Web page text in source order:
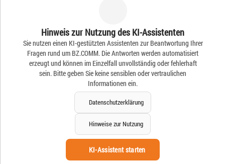
Hinweis zur Nutzung des KI-Assistenten
Sie nutzen einen KI-gestützten Assistenten zur Beantwortung Ihrer
Fragen rund um BZ.COMM. Die Antworten werden automatisiert
erzeugt und können im Einzelfall unvollständig oder fehlerhaft
sein. Bitte geben Sie keine sensiblen oder vertraulichen
Informationen ein.
Datenschutzerklärung
Hinweise zur Nutzung
KI-Assistent starten
Frische Ideen – Frische
News